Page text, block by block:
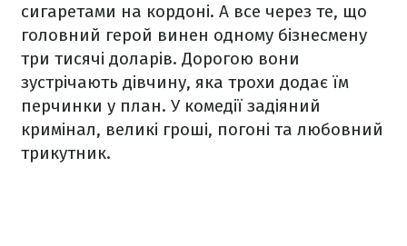
сигаретами на кордоні. А все через те, що
головний герой винен одному бізнесмену
три тисячі доларів. Дорогою вони
зустрічають дівчину, яка трохи додає їм
перчинки у план. У комедії задіяний
кримінал, великі гроші, погоні та любовний
трикутник.